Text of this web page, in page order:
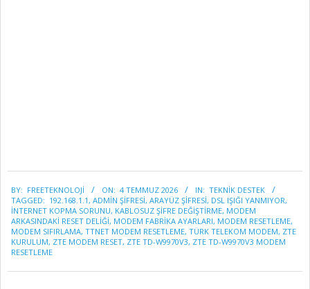
07-
04
BY: FREETEKNOLOJI ON: 4 TEMMUZ 2026 IN: TEKNİK DESTEK
TAGGED: 192.168.1.1, ADMIN ŞIFRESI, ARAYÜZ ŞIFRESI, DSL IŞIĞI YANMIYOR,
INTERNET KOPMA SORUNU, KABLOSUZ ŞIFRE DEĞIŞTIRME, MODEM
ARKASINDAKI RESET DELIĞI, MODEM FABRIKA AYARLARI, MODEM RESETLEME,
MODEM SIFIRLAMA, TTNET MODEM RESETLEME, TÜRK TELEKOM MODEM, ZTE
KURULUM, ZTE MODEM RESET, ZTE TD-W9970V3, ZTE TD-W9970V3 MODEM
RESETLEME